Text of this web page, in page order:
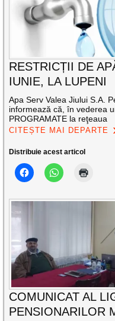
RESTRICȚII DE
IUNIE, LA LUPENI
Apa Serv Valea Jiului S.A.
informează că, în vederea
PROGRAMATE la reţeaua
CITEȘTE MAI DEPARTE
Distribuie acest articol
COMUNICAT AL
PENSIONARILOR